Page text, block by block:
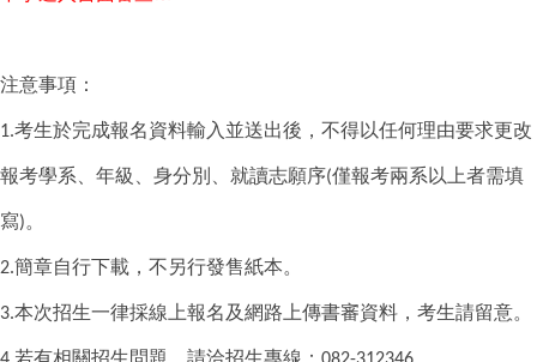
注意事項：
1.考生於完成報名資料輸入並送出後，不得以任何理由要求更改
報考學系、年級、身分別、就讀志願序(僅報考兩系以上者需填
寫)。
2.簡章自行下載，不另行發售紙本。
3.本次招生一律採線上報名及網路上傳書審資料，考生請留意。
若有相關招生問題，請洽招生專線：